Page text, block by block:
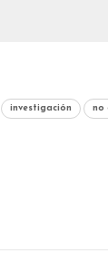
investigación no